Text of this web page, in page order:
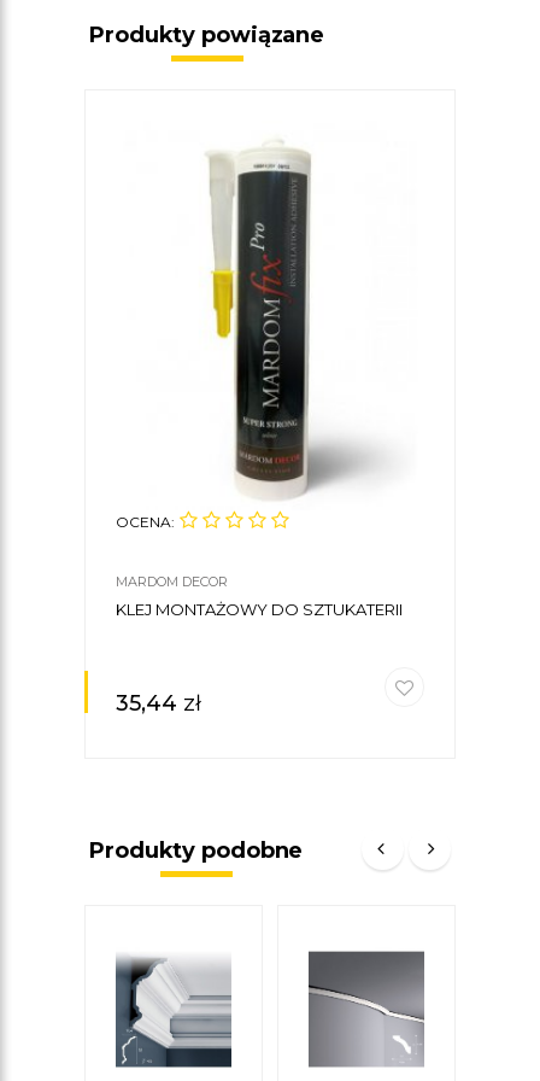
Produkty powiązane
OCENA:
MARDOM DECOR
KLEJ MONTAŻOWY DO SZTUKATERII
35,44 zł
Produkty podobne